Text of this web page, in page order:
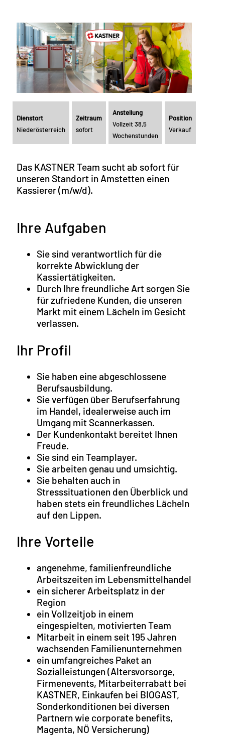
Dienstort
Niederösterreich
Zeitraum
sofort
Anstellung
Vollzeit 38,5
Wochenstunden
Position
Verkauf
Das KASTNER Team sucht ab sofort für
unseren Standort in Amstetten einen
Kassierer (m/w/d).
Ihre Aufgaben
Sie sind verantwortlich für die
korrekte Abwicklung der
Kassiertätigkeiten.
Durch Ihre freundliche Art sorgen Sie
für zufriedene Kunden, die unseren
Markt mit einem Lächeln im Gesicht
verlassen.
Ihr Profil
Sie haben eine abgeschlossene
Berufsausbildung.
Sie verfügen über Berufserfahrung
im Handel, idealerweise auch im
Umgang mit Scannerkassen.
Der Kundenkontakt bereitet Ihnen
Freude.
Sie sind ein Teamplayer.
Sie arbeiten genau und umsichtig.
Sie behalten auch in
Stresssituationen den Überblick und
haben stets ein freundliches Lächeln
auf den Lippen.
Ihre Vorteile
angenehme, familienfreundliche
Arbeitszeiten im Lebensmittelhandel
ein sicherer Arbeitsplatz in der
Region
ein Vollzeitjob in einem
eingespielten, motivierten Team
Mitarbeit in einem seit 195 Jahren
wachsenden Familienunternehmen
ein umfangreiches Paket an
Sozialleistungen (Altersvorsorge,
Firmenevents, Mitarbeiterrabatt bei
KASTNER, Einkaufen bei BIOGAST,
Sonderkonditionen bei diversen
Partnern wie corporate benefits,
Magenta, NÖ Versicherung)